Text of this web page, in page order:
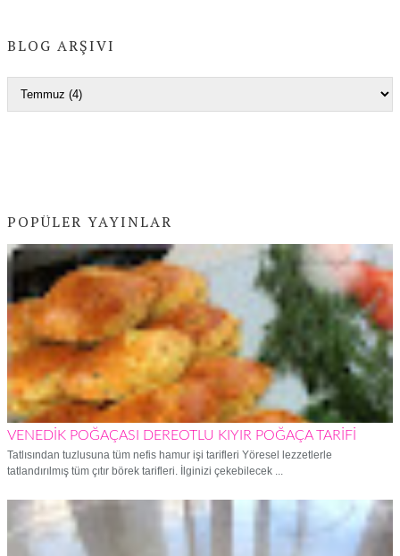
BLOG ARŞIVI
POPÜLER YAYINLAR
VENEDİK POĞAÇASI DEREOTLU KIYIR POĞAÇA TARİFİ
Tatlısından tuzlusuna tüm nefis hamur işi tarifleri Yöresel lezzetlerle
tatlandırılmış tüm çıtır börek tarifleri. İlginizi çekebilecek ...